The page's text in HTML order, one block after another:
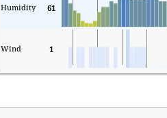
Humidity 61
Wind 1